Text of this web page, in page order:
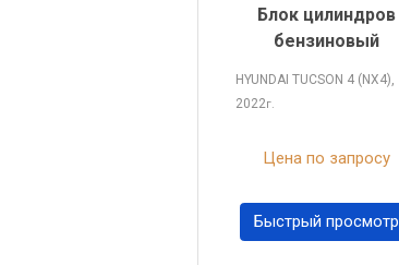
Блок цилиндров
бензиновый
HYUNDAI TUCSON 4 (NX4),
2022г.
Цена по запросу
Быстрый просмотр